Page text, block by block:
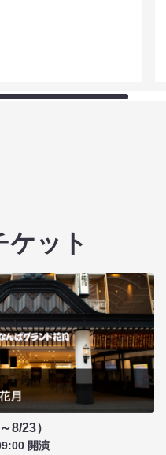
ケット
8/23）
開演